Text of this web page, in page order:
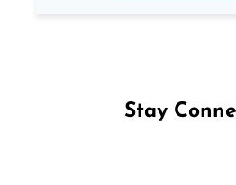
Stay